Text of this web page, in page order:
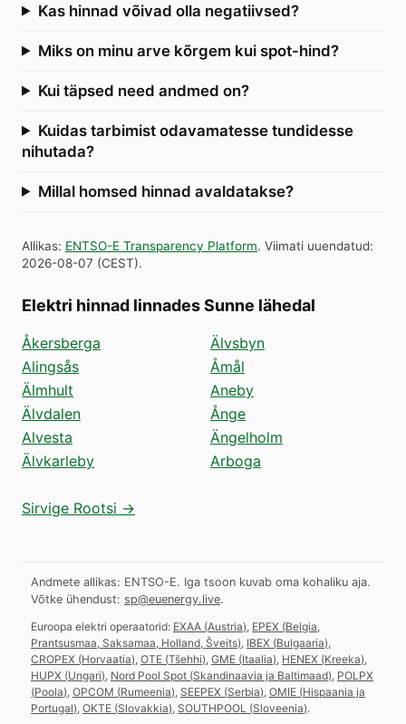
Kas hinnad võivad olla negatiivsed?
Miks on minu arve kõrgem kui spot-hind?
Kui täpsed need andmed on?
Kuidas tarbimist odavamatesse tundidesse
nihutada?
Millal homsed hinnad avaldatakse?
Allikas: ENTSO-E Transparency Platform. Viimati uuendatud:
2026-08-07 (CEST).
Elektri hinnad linnades Sunne lähedal
Åkersberga
Alingsås
Älmhult
Älvdalen
Alvesta
Älvkarleby
Älvsbyn
Åmål
Aneby
Ånge
Ängelholm
Arboga
Sirvige Rootsi →
Andmete allikas: ENTSO-E. Iga tsoon kuvab oma kohaliku aja.
Võtke ühendust: sp@euenergy.live.
Euroopa elektri operaatorid: EXAA (Austria) EPEX (Belgia,
Prantsusmaa, Saksamaa, Holland, Šveits) IBEX (Bulgaaria)
CROPEX (Horvaatia) OTE (Tšehhi) GME (Itaalia) HENEX (Kreeka)
HUPX (Ungari) Nord Pool Spot (Skandinaavia ja Baltimaad) POLPX
(Poola) OPCOM (Rumeenia) SEEPEX (Serbia) OMIE (Hispaania ja
Portugal) OKTE (Slovakkia) SOUTHPOOL (Sloveenia).